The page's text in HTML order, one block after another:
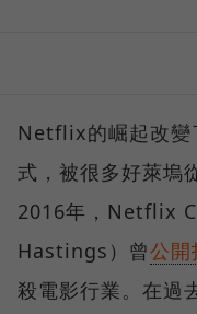
Netflix的崛起改變
式，被很多好萊塢
2016年，Netflix
Hastings）曾公開
殺電影行業。在過